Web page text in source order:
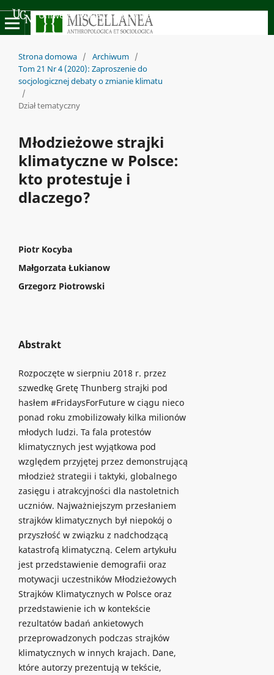
Uniwersyteckie Czasopisma Naukowe
Strona domowa / Archiwum /
Tom 21 Nr 4 (2020): Zaproszenie do
socjologicznej debaty o zmianie klimatu
/
Dział tematyczny
Młodzieżowe strajki
klimatyczne w Polsce:
kto protestuje i
dlaczego?
Piotr Kocyba
Małgorzata Łukianow
Grzegorz Piotrowski
Abstrakt
Rozpoczęte w sierpniu 2018 r. przez
szwedkę Gretę Thunberg strajki pod
hasłem #FridaysForFuture w ciągu nieco
ponad roku zmobilizowały kilka milionów
młodych ludzi. Ta fala protestów
klimatycznych jest wyjątkowa pod
względem przyjętej przez demonstrującą
młodzież strategii i taktyki, globalnego
zasięgu i atrakcyjności dla nastoletnich
uczniów. Najważniejszym przesłaniem
strajków klimatycznych był niepokój o
przyszłość w związku z nadchodzącą
katastrofą klimatyczną. Celem artykułu
jest przedstawienie demografii oraz
motywacji uczestników Młodzieżowych
Strajków Klimatycznych w Polsce oraz
przedstawienie ich w kontekście
rezultatów badań ankietowych
przeprowadzonych podczas strajków
klimatycznych w innych krajach. Dane,
które autorzy prezentują w tekście,